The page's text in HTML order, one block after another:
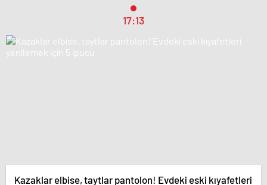
17:13
Kazaklar elbise, taytlar pantolon! Evdeki eski kıyafetleri